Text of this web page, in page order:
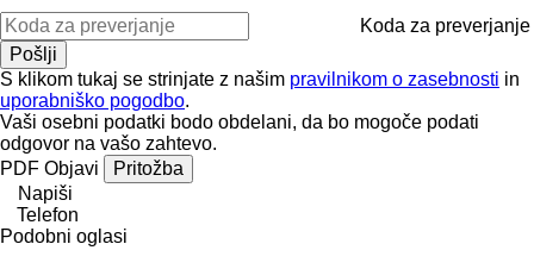
Koda za preverjanje
S klikom tukaj se strinjate z našim pravilnikom o zasebnosti in
uporabniško pogodbo.
Vaši osebni podatki bodo obdelani, da bo mogoče podati
odgovor na vašo zahtevo.
PDF Objavi
Pritožba
Napiši
Telefon
Podobni oglasi